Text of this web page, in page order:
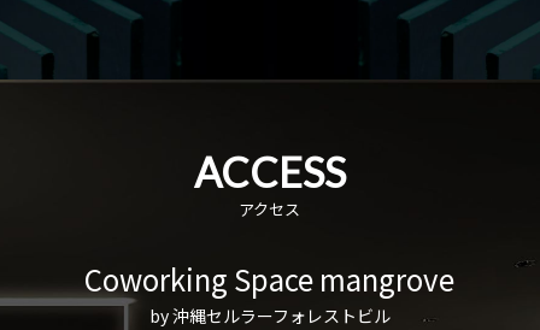
ACCESS
アクセス
Coworking Space mangrove
by 沖縄セルラーフォレストビル